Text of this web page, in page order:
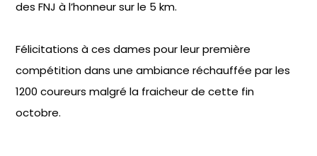
des FNJ à l’honneur sur le 5 km.
Félicitations à ces dames pour leur première
compétition dans une ambiance réchauffée par les
1200 coureurs malgré la fraicheur de cette fin
octobre.